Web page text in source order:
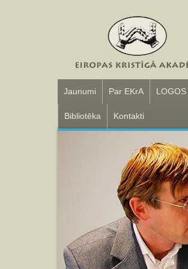
Jaunumi Par EKrA LOGOS
Bibliotēka Kontakti